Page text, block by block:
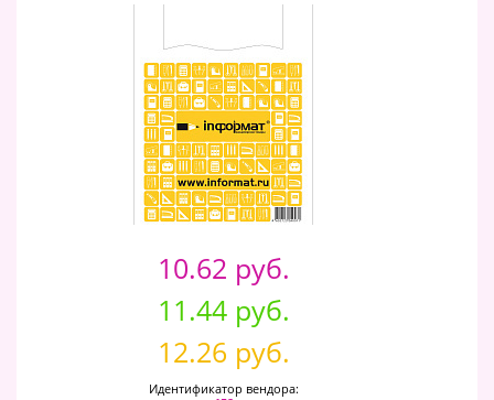
10.62 руб.
11.44 руб.
12.26 руб.
Идентификатор вендора: